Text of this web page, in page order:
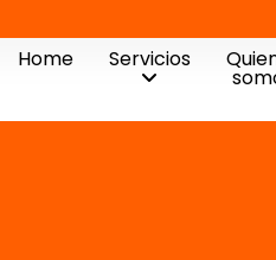
Home
Servicios